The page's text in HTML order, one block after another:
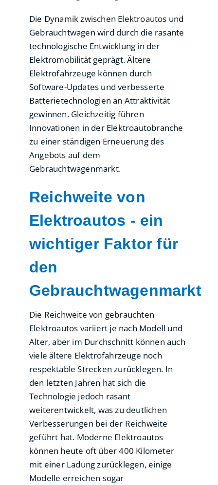
Die Dynamik zwischen Elektroautos und
Gebrauchtwagen wird durch die rasante
technologische Entwicklung in der
Elektromobilität geprägt. Ältere
Elektrofahrzeuge können durch
Software-Updates und verbesserte
Batterietechnologien an Attraktivität
gewinnen. Gleichzeitig führen
Innovationen in der Elektroautobranche
zu einer ständigen Erneuerung des
Angebots auf dem
Gebrauchtwagenmarkt.
Reichweite von
Elektroautos - ein
wichtiger Faktor für
den
Gebrauchtwagenmarkt
Die Reichweite von gebrauchten
Elektroautos variiert je nach Modell und
Alter, aber im Durchschnitt können auch
viele ältere Elektrofahrzeuge noch
respektable Strecken zurücklegen. In
den letzten Jahren hat sich die
Technologie jedoch rasant
weiterentwickelt, was zu deutlichen
Verbesserungen bei der Reichweite
geführt hat. Moderne Elektroautos
können heute oft über 400 Kilometer
mit einer Ladung zurücklegen, einige
Modelle erreichen sogar